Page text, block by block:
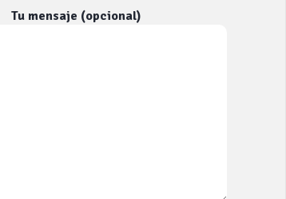
Tu mensaje (opcional)